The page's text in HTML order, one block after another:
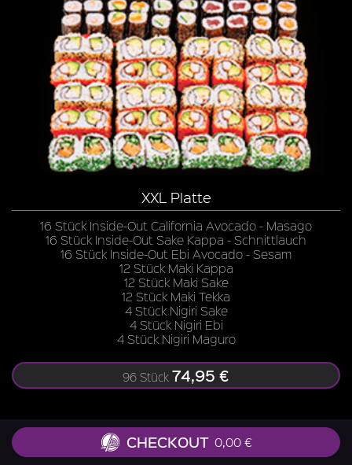
XXL Platte
16 Stück Inside-Out California Avocado - Masago
16 Stück Inside-Out Sake Kappa - Schnittlauch
16 Stück Inside-Out Ebi Avocado - Sesam
12 Stück Maki Kappa
12 Stück Maki Sake
12 Stück Maki Tekka
4 Stück Nigiri Sake
4 Stück Nigiri Ebi
4 Stück Nigiri Maguro
96 Stück 74,95 €
Zu allen Gerichten liefern wir Ingwer, Wasabi, Soja-
CHECKOUT 0,00 €